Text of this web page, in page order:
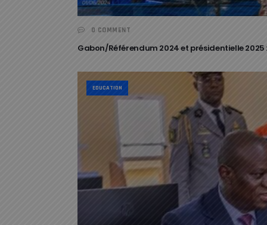
0 COMMENT
Gabon/Référendum 2024 et présidentielle
EDUCATION